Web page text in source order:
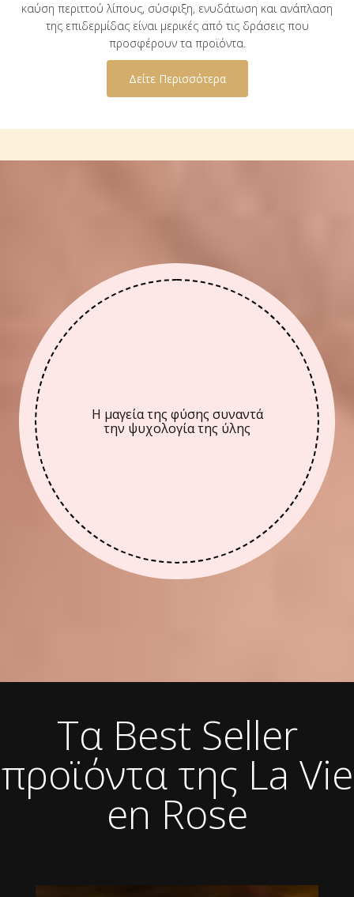
καύση περιττού λίπους, σύσφιξη, ενυδάτωση και ανάπλαση
της επιδερμίδας είναι μερικές από τις δράσεις που
προσφέρουν τα προϊόντα.
Δείτε Περισσότερα
Η μαγεία της φύσης συναντά
την ψυχολογία της ύλης
Τα Best Seller
προϊόντα της La Vie
en Rose